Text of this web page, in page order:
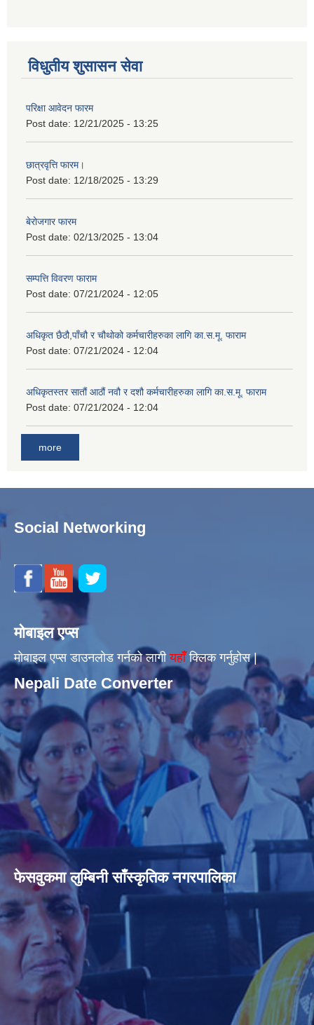
विधुतीय शुसासन सेवा
परिक्षा आवेदन फारम
Post date: 12/21/2025 - 13:25
छात्रवृत्ति फारम।
Post date: 12/18/2025 - 13:29
बेरोजगार फारम
Post date: 02/13/2025 - 13:04
सम्पत्ति विवरण फाराम
Post date: 07/21/2024 - 12:05
अधिकृत छैठौ,पाँचौ र चौथोको कर्मचारीहरुका लागि का.स.मू. फाराम
Post date: 07/21/2024 - 12:04
अधिकृतस्तर सातौं आठौं नवौ र दशौ कर्मचारीहरुका लागि का.स.मू. फाराम
Post date: 07/21/2024 - 12:04
more
Social Networking
मोबाइल एप्स
मोबाइल एप्स डाउनलोड गर्नको लागीयहाँँक्लिक गर्नुहोस |
Nepali Date Converter
फेसवुकमा लुम्बिनी साँस्कृतिक नगरपालिका